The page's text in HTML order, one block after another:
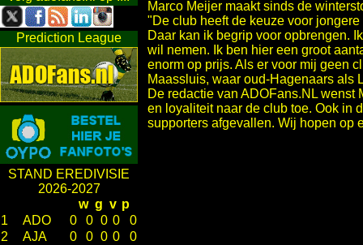
Prediction League
STAND EREDIVISIE
2026-2027
w g v p
1
ADO 0 0 0 0
0
2
AJA 0 0 0 0
0
Marco Meijer maakt sinds de
"De club heeft de keuze voor
Daar kan ik begrip voor opbrengen.
wil nemen. Ik ben hier een groot
enorm op prijs. Als er voor mij geen
Maassluis, waar oud-Hagenaars als
De redactie van ADOFans.NL
en loyaliteit naar de club toe. Ook in
supporters afgevallen. Wij hopen op